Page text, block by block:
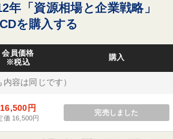
年「資源相場と企業戦略」
CDを購入する
会員価格
※税込
購入
内容は同じです）
16,500円
価 16,500円
完売しました